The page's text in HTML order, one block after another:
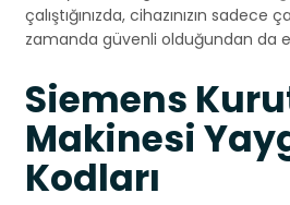
çalıştığınızda, cihazınızın sadece
zamanda güvenli olduğundan da
Siemens
Makinesi
Kodları